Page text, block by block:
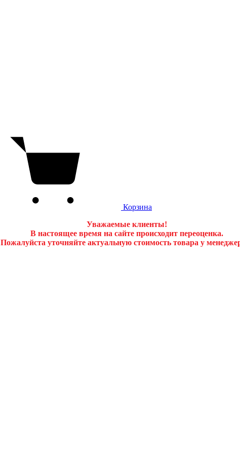
Корзина
Уважаемые клиенты!
В настоящее время на сайте происходит переоценка.
Пожалуйста уточняйте актуальную стоимость товара у